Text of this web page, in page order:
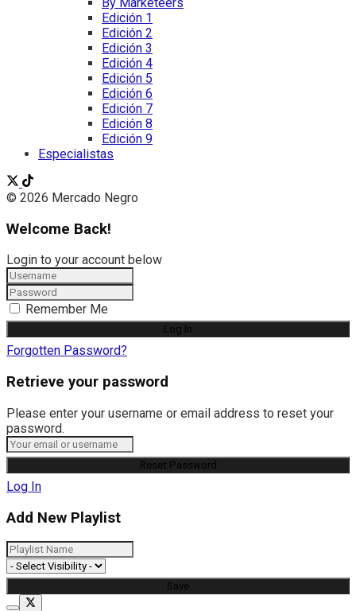
Edición 1
Edición 2
Edición 3
Edición 4
Edición 5
Edición 6
Edición 7
Edición 8
Edición 9
Especialistas
© 2026 Mercado Negro
Welcome Back!
Login to your account below
Remember Me
Forgotten Password?
Retrieve your password
Please enter your username or email address to reset your
password.
Log In
Add New Playlist